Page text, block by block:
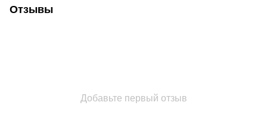
Отзывы
Добавьте первый отзыв